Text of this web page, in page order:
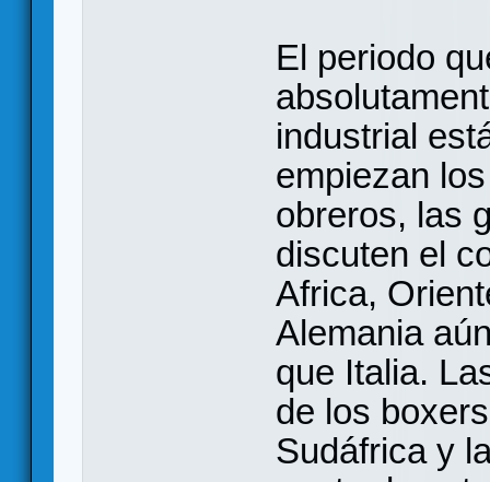
El periodo
industrial
empiezan
obreros, las
discuten el
Africa,
Alemania
que Italia.
de los
Sudáfrica y